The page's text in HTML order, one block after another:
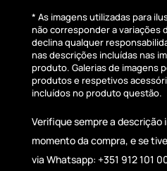
* As imagens utilizadas para
não corresponder a variações
declina qualquer
nas descrições incluídas nas
produto. Galerias de imagens
produtos e respetivos
incluídos no produto questão.
Verifique sempre a descrição
momento da compra, e se
via Whatsapp: +351 912 101